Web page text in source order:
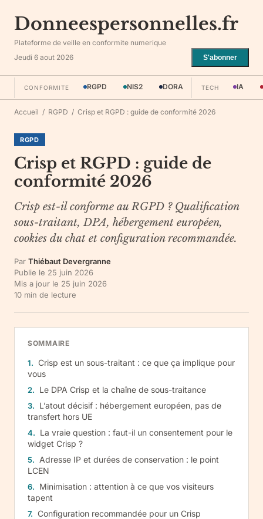
Donneespersonnelles.fr
Plateforme de veille en conformite numerique
Jeudi 6 aout 2026
S'abonner
CONFORMITE RGPD NIS2 DORA TECH IA
Accueil / RGPD / Crisp et RGPD : guide de conformité 2026
RGPD
Crisp et RGPD : guide de
conformité 2026
Crisp est-il conforme au RGPD ? Qualification
sous-traitant, DPA, hébergement européen,
cookies du chat et configuration recommandée.
Par Thiébaut Devergranne
Publie le 25 juin 2026
Mis a jour le 25 juin 2026
10 min de lecture
SOMMAIRE
Crisp est un sous-traitant : ce que ça implique pour
vous
Le DPA Crisp et la chaîne de sous-traitance
L’atout décisif : hébergement européen, pas de
transfert hors UE
La vraie question : faut-il un consentement pour le
widget Crisp ?
Adresse IP et durées de conservation : le point
LCEN
Minimisation : attention à ce que vos visiteurs
tapent
Configuration recommandée pour un Crisp